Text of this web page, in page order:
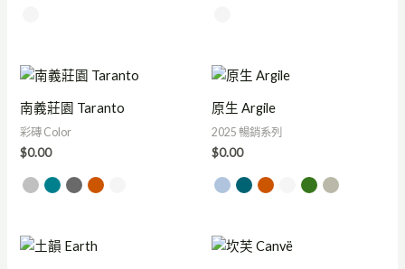
南義莊園 Taranto
彩磚 Color
$0.00
原生 Argile
2025 暢銷系列
$0.00